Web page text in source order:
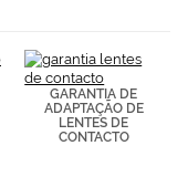
GARANTIA DE
ADAPTAÇÃO DE
LENTES DE
CONTACTO